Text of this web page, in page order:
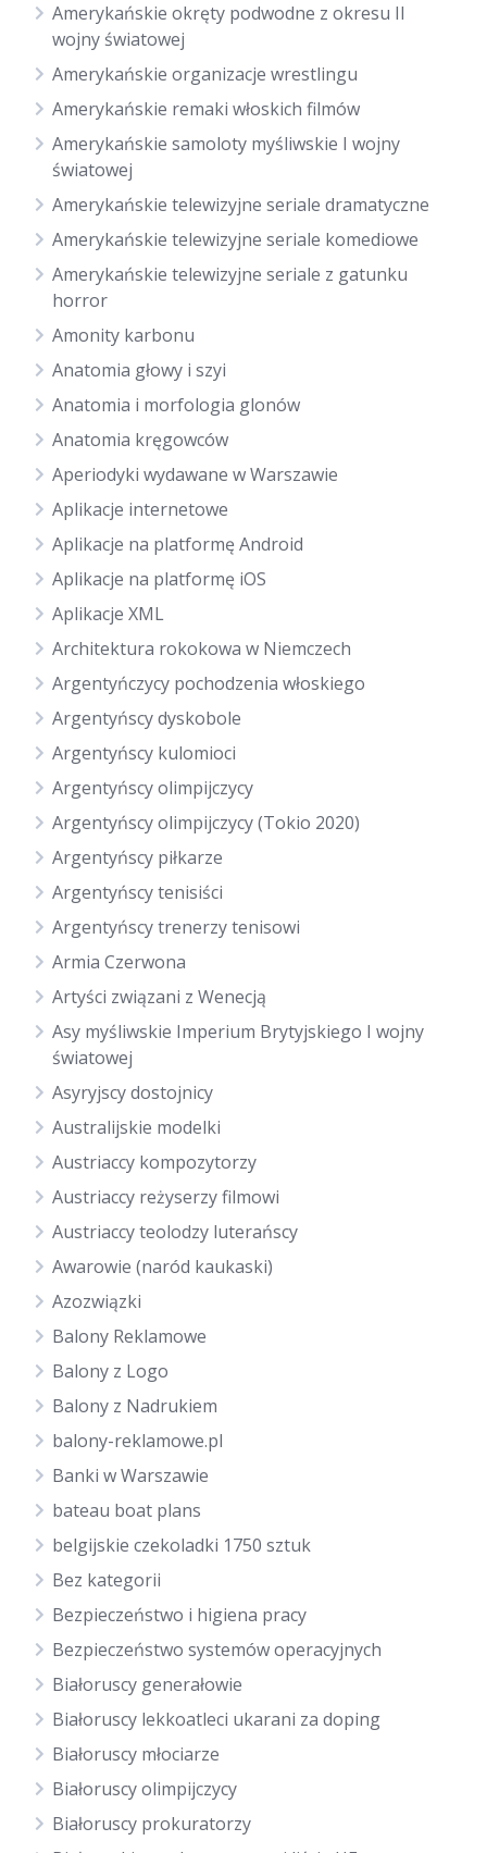
Amerykańskie okręty podwodne z okresu II
wojny światowej
Amerykańskie organizacje wrestlingu
Amerykańskie remaki włoskich filmów
Amerykańskie samoloty myśliwskie I wojny
światowej
Amerykańskie telewizyjne seriale dramatyczne
Amerykańskie telewizyjne seriale komediowe
Amerykańskie telewizyjne seriale z gatunku
horror
Amonity karbonu
Anatomia głowy i szyi
Anatomia i morfologia glonów
Anatomia kręgowców
Aperiodyki wydawane w Warszawie
Aplikacje internetowe
Aplikacje na platformę Android
Aplikacje na platformę iOS
Aplikacje XML
Architektura rokokowa w Niemczech
Argentyńczycy pochodzenia włoskiego
Argentyńscy dyskobole
Argentyńscy kulomioci
Argentyńscy olimpijczycy
Argentyńscy olimpijczycy (Tokio 2020)
Argentyńscy piłkarze
Argentyńscy tenisiści
Argentyńscy trenerzy tenisowi
Armia Czerwona
Artyści związani z Wenecją
Asy myśliwskie Imperium Brytyjskiego I wojny
światowej
Asyryjscy dostojnicy
Australijskie modelki
Austriaccy kompozytorzy
Austriaccy reżyserzy filmowi
Austriaccy teolodzy luterańscy
Awarowie (naród kaukaski)
Azozwiązki
Balony Reklamowe
Balony z Logo
Balony z Nadrukiem
balony-reklamowe.pl
Banki w Warszawie
bateau boat plans
belgijskie czekoladki 1750 sztuk
Bez kategorii
Bezpieczeństwo i higiena pracy
Bezpieczeństwo systemów operacyjnych
Białoruscy generałowie
Białoruscy lekkoatleci ukarani za doping
Białoruscy młociarze
Białoruscy olimpijczycy
Białoruscy prokuratorzy